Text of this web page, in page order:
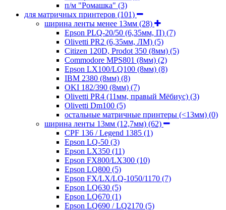
п/м "Ромашка" (3)
для матричных принтеров (101)
ширина ленты менее 13мм (28)
Epson PLQ-20/50 (6,35мм, П) (7)
Olivetti PR2 (6,35мм, ЛМ) (5)
Citizen 120D, Prodot 350 (8мм) (5)
Commodore MPS801 (8мм) (2)
Epson LX100/LQ100 (8мм) (8)
IBM 2380 (8мм) (8)
OKI 182/390 (8мм) (7)
Olivetti PR4 (11мм, правый Мёбиус) (3)
Olivetti Dm100 (5)
остальные матричные принтеры (<13мм) (0)
ширина ленты 13мм (12,7мм) (62)
CPF 136 / Legend 1385 (1)
Epson LQ-50 (3)
Epson LX350 (11)
Epson FX800/LX300 (10)
Epson LQ800 (5)
Epson FX/LX/LQ-1050/1170 (7)
Epson LQ630 (5)
Epson LQ670 (1)
Epson LQ690 / LQ2170 (5)